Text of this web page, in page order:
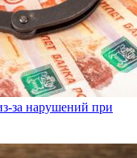
за нарушений при